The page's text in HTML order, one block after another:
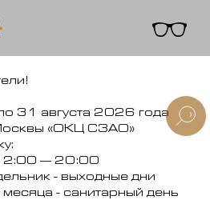
31 августа 2026 года
«ОКЦ СЗАО»
12:00 — 20:00
- выходные дни
- санитарный день